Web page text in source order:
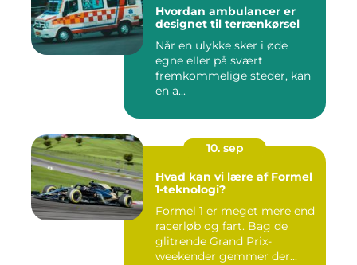
Hvordan ambulancer er
designet til terrænkørsel
Når en ulykke sker i øde
egne eller på svært
fremkommelige steder, kan
en a...
10. sep
Hvad kan vi lære af Formel
1-teknologi?
Formel 1 er meget mere end
racerløb og fart. Bag de
glitrende Grand Prix-
weekender gemmer der...